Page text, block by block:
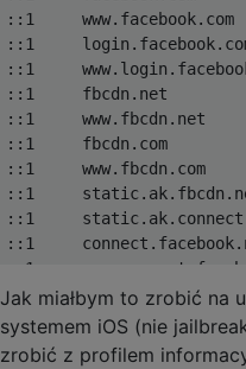
::1     www.facebook.com
::1
::1
::1     fbcdn.net
::1     www.fbcdn.net
::1     fbcdn.com
::1     www.fbcdn.com
::1
::1
::1
::1
::1     apps.facebook.com
Jak miałbym to zrobić na
systemem iOS (nie
zrobić z profilem